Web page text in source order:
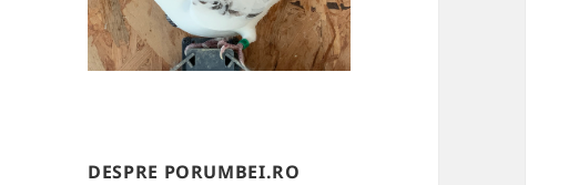
DESPRE PORUMBEI.RO